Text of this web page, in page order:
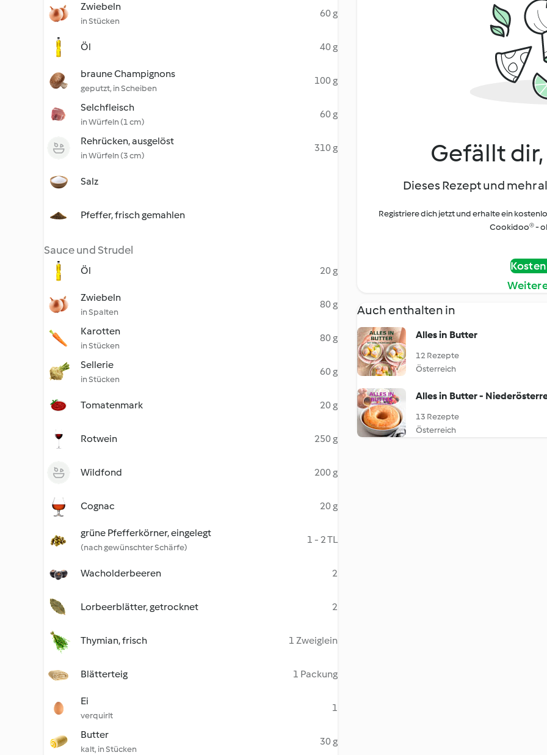
Zwiebeln
in Stücken
60 g
Öl 40 g
braune Champignons
geputzt, in Scheiben
100 g
Selchfleisch
in Würfeln (1 cm)
60 g
Rehrücken, ausgelöst
in Würfeln (3 cm)
310 g
Salz
Pfeffer, frisch gemahlen
Sauce und Strudel
Öl 20 g
Zwiebeln
in Spalten
80 g
Karotten
in Stücken
80 g
Sellerie
in Stücken
60 g
Tomatenmark 20 g
Rotwein 250 g
Wildfond 200 g
Cognac 20 g
grüne Pfefferkörner, eingelegt
(nach gewünschter Schärfe)
1 - 2 TL
Wacholderbeeren 2
Lorbeerblätter, getrocknet 2
Thymian, frisch 1 Zweiglein
Blätterteig 1 Packung
Ei
verquirlt
1
Butter
kalt, in Stücken
30 g
Gefällt
Dieses Rezept und mehr
Registriere dich jetzt und erhalte ein
Cookidoo® -
Auch enthalten in
Alles in Butter
12 Rezepte
Österreich
Alles in Butter -
13 Rezepte
Österreich